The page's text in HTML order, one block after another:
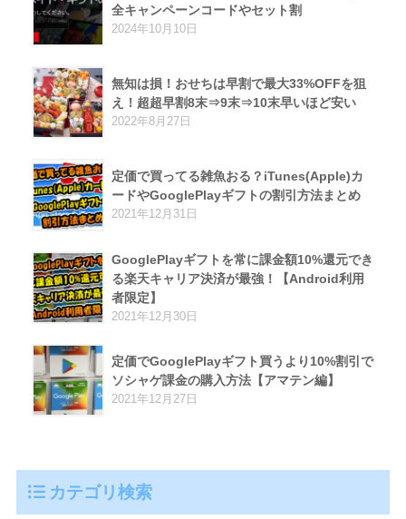
全キャンペーンコードやセット割
2024年10月10日
無知は損！おせちは早割で最大33%OFFを狙
え！超超早割8末⇒9末⇒10末早いほど安い
2022年8月27日
定価で買ってる雑魚おる？iTunes(Apple)カ
ードやGooglePlayギフトの割引方法まとめ
2021年12月31日
GooglePlayギフトを常に課金額10%還元でき
る楽天キャリア決済が最強！【Android利用
者限定】
2021年12月30日
定価でGooglePlayギフト買うより10%割引で
ソシャゲ課金の購入方法【アマテン編】
2021年12月27日
カテゴリ検索